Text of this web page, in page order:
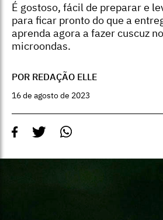
É gostoso, fácil de preparar e
para ficar pronto do que a
aprenda agora a fazer cuscuz
microondas.
POR REDAÇÃO ELLE
16 de agosto de 2023